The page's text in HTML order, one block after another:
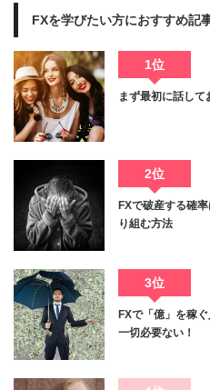
FXを学びたい方におすすめ記
1位
まず最初に話して
2位
FXで破産する確
り組む方法
3位
FXで「億」を稼
一切必要ない！